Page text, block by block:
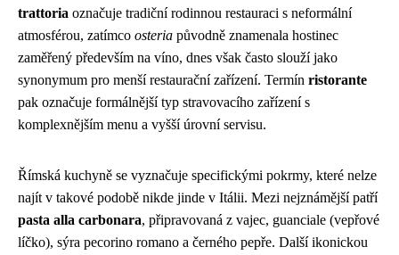
trattoria označuje tradiční rodinnou restauraci s neformální
atmosférou, zatímco osteria původně znamenala hostinec
zaměřený především na víno, dnes však často slouží jako
synonymum pro menší restaurační zařízení. Termín ristorante
pak označuje formálnější typ stravovacího zařízení s
komplexnějším menu a vyšší úrovní servisu.
Římská kuchyně se vyznačuje specifickými pokrmy, které nelze
najít v takové podobě nikde jinde v Itálii. Mezi nejznámější patří
pasta alla carbonara, připravovaná z vajec, guanciale (vepřové
líčko), sýra pecorino romano a černého pepře. Další ikonickou